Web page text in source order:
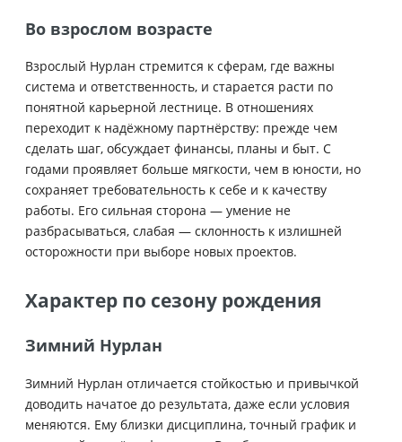
Во взрослом возрасте
Взрослый Нурлан стремится к сферам, где важны
система и ответственность, и старается расти по
понятной карьерной лестнице. В отношениях
переходит к надёжному партнёрству: прежде чем
сделать шаг, обсуждает финансы, планы и быт. С
годами проявляет больше мягкости, чем в юности, но
сохраняет требовательность к себе и к качеству
работы. Его сильная сторона — умение не
разбрасываться, слабая — склонность к излишней
осторожности при выборе новых проектов.
Характер по сезону рождения
Зимний Нурлан
Зимний Нурлан отличается стойкостью и привычкой
доводить начатое до результата, даже если условия
меняются. Ему близки дисциплина, точный график и